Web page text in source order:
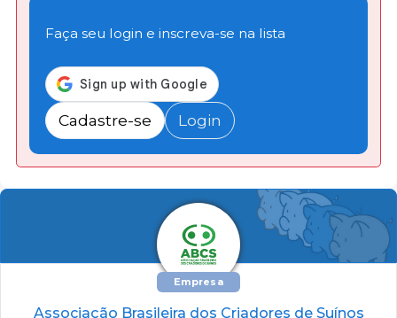
Faça seu login e inscreva-se na lista
Cadastre-se Login
Empresa
Associação Brasileira dos Criadores de Suínos